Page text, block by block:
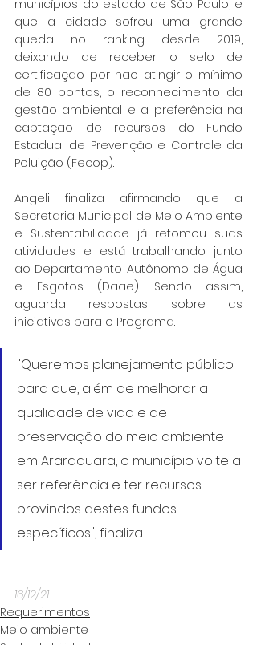
municípios do estado de São Paulo, e
que a cidade sofreu uma grande
queda no ranking desde 2019,
deixando de receber o selo de
certificação por não atingir o mínimo
de 80 pontos, o reconhecimento da
gestão ambiental e a preferência na
captação de recursos do Fundo
Estadual de Prevenção e Controle da
Poluição (Fecop).
Angeli finaliza afirmando que a
Secretaria Municipal de Meio Ambiente
e Sustentabilidade já retomou suas
atividades e está trabalhando junto
ao Departamento Autônomo de Água
e Esgotos (Daae). Sendo assim,
aguarda respostas sobre as
iniciativas para o Programa.
"Queremos planejamento público
para que, além de melhorar a
qualidade de vida e de
preservação do meio ambiente
em Araraquara, o município volte a
ser referência e ter recursos
provindos destes fundos
específicos", finaliza.
16/12/21
Requerimentos
Meio ambiente